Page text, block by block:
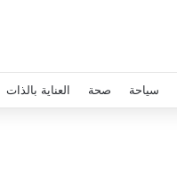
سياحة صحة العناية بالذات